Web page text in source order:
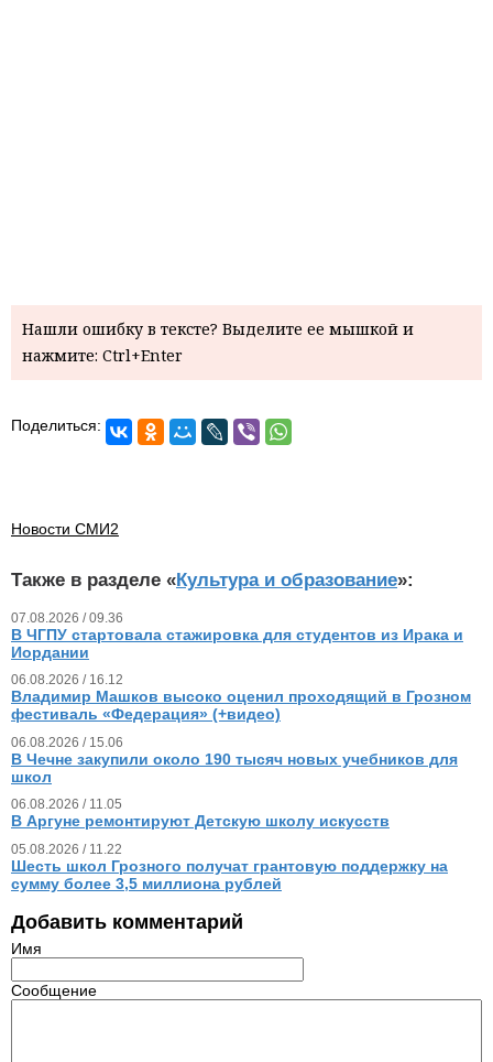
Нашли ошибку в тексте? Выделите ее мышкой и
нажмите: Ctrl+Enter
Поделиться:
Новости СМИ2
Также в разделе «Культура и образование»:
07.08.2026 / 09.36
В ЧГПУ стартовала стажировка для студентов из Ирака и
Иордании
06.08.2026 / 16.12
Владимир Машков высоко оценил проходящий в Грозном
фестиваль «Федерация» (+видео)
06.08.2026 / 15.06
В Чечне закупили около 190 тысяч новых учебников для
школ
06.08.2026 / 11.05
В Аргуне ремонтируют Детскую школу искусств
05.08.2026 / 11.22
Шесть школ Грозного получат грантовую поддержку на
сумму более 3,5 миллиона рублей
Добавить комментарий
Имя
Сообщение